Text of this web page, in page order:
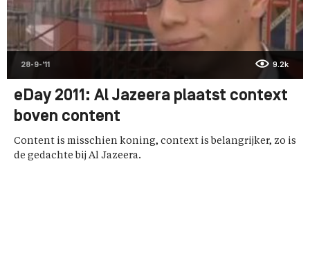
28-9-'11 9.2k
eDay 2011: Al Jazeera plaatst context
boven content
Content is misschien koning, context is belangrijker, zo is
de gedachte bij Al Jazeera.